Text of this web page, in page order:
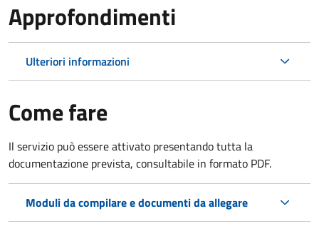
Approfondimenti
Ulteriori informazioni
Come fare
Il servizio può essere attivato presentando tutta la
documentazione prevista, consultabile in formato PDF.
Moduli da compilare e documenti da allegare